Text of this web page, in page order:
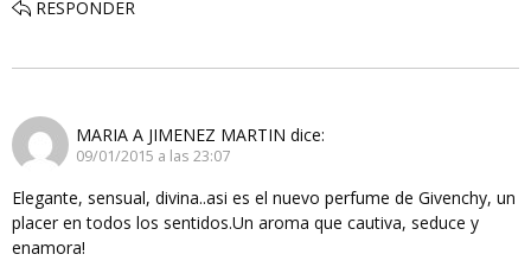
RESPONDER
MARIA A JIMENEZ MARTIN dice:
09/01/2015 a las 23:07
Elegante, sensual, divina..asi es el nuevo perfume de Givenchy, un
placer en todos los sentidos.Un aroma que cautiva, seduce y
enamora!